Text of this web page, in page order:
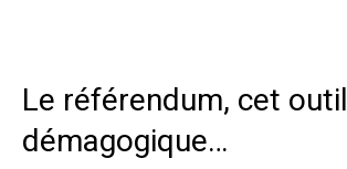
Le référendum, cet outil
démagogique…